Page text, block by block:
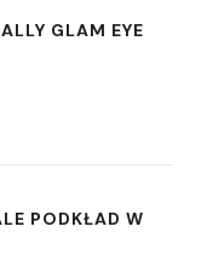
GLAM EYE
PODKŁAD W